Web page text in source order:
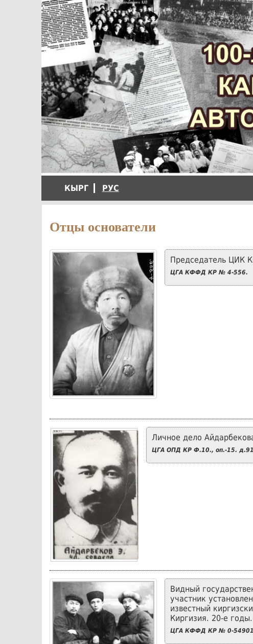
КЫРГ РУС
Отцы основатели
Председатель ЦИК
ЦГА КФФД КР № 4-556.
Личное дело
ЦГА ОПД КР Ф.10., оп.-15.
Видный
участник
известный
Киргизия. 20-е годы.
ЦГА КФФД КР № 0-